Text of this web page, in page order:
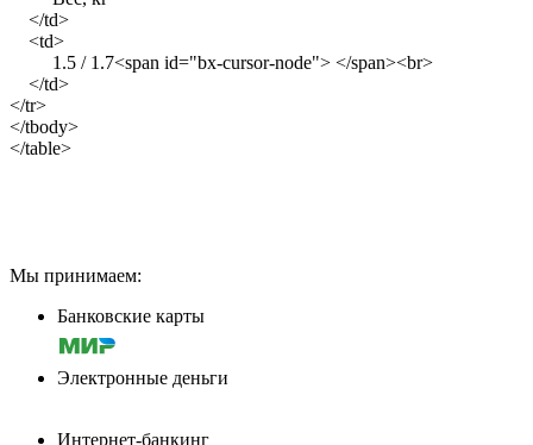
</td>
<td>
1.5 / 1.7<span id="bx-cursor-node"> </span><br>
</td>
</tr>
</tbody>
</table>
Мы принимаем:
Банковские карты
Электронные деньги
Интернет-банкинг